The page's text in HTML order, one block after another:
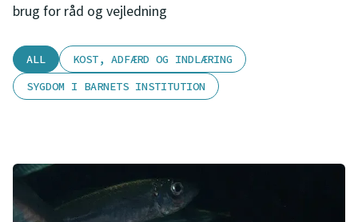
brug for råd og vejledning
ALL
KOST, ADFÆRD OG INDLÆRING
SYGDOM I BARNETS INSTITUTION